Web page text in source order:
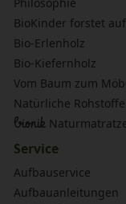
BioKinder forstet auf
Bio-Erlenholz
Bio-Kiefernholz
Vom Baum zum
Natürliche Rohstoffe
bionik
Service
Aufbauservice
Aufbauanleitungen